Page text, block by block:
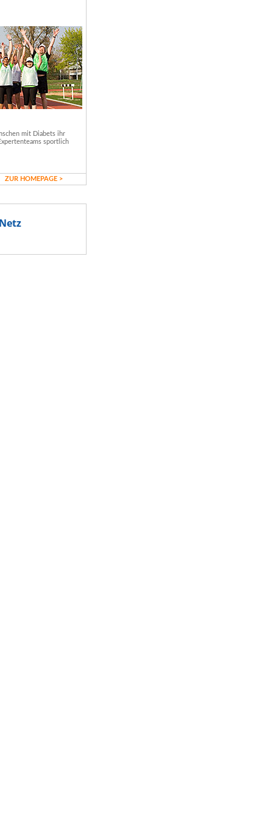
mit Diabets ihr
sportlich
ZUR HOMEPAGE >